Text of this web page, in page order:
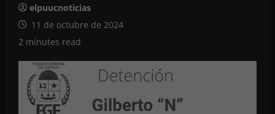
elpuucnoticias
11 de octubre de 2024
2 minutes read